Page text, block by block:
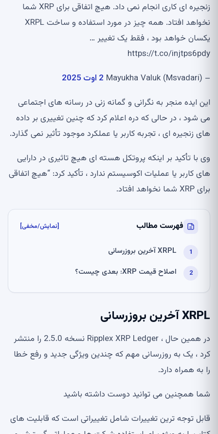
زنجیره ای کاری انجام نمی داد. هیچ اتفاقی برای XRP شما
نخواهد افتاد. همه چیز در مورد استفاده و ساخت XRPL
یکسان خواهد بود ، فقط یک تغییر …
https://t.co/injtps6pdy
– Mayukha Valuk (Msvadari)
2 اوت 2025
این ایده منجر به نگرانی و گمانه زنی در رسانه های اجتماعی
می شود ، در حالی که دره اعلام کرد که چنین تغییری بر داده
های زنجیره ای ، تجربه کاربر یا عملکرد موجود تأثیر نمی گذارد.
وی با تأکید بر اینکه پروتکل هسته ای هیچ تاثیری در دارایی
های کاربر یا عملیات اکوسیستم ندارد ، تأکید کرد: “هیچ اتفاقی
برای XRP شما نخواهد افتاد.
فهرست مطالب [نمایش/مخفی]
XRPL آخرین بروزرسانی
اصلاح قیمت XRP: بعدی چیست؟
XRPL آخرین بروزرسانی
در همین حال ، Ripplex XRP Ledger نسخه 2.5.0 را منتشر
کرد ، یک به روزرسانی مهم که چندین ویژگی جدید و رفع خطا
را به همراه دارد.
شما همچنین می توانید دوست داشته باشید
قابل توجه ترین تغییرات شامل تغییراتی است که قابلیت های